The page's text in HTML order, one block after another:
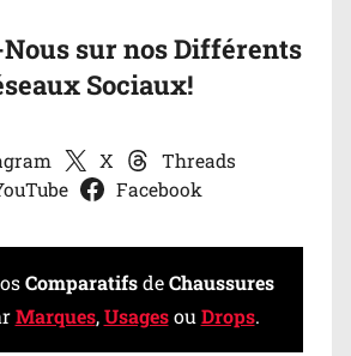
sur nos Différents
Sociaux!
X
Threads
Facebook
ComparatifsdeChaussures
Marques, Usagesou Drops.